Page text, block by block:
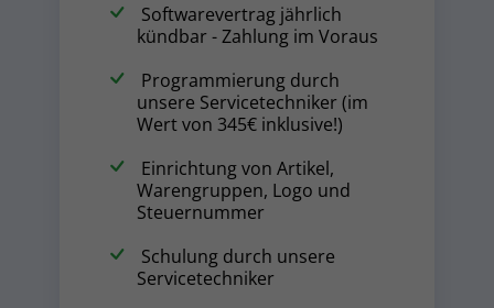
Softwarevertrag jährlich
kündbar - Zahlung im Voraus
Programmierung durch
unsere Servicetechniker (im
Wert von 345€ inklusive!)
Einrichtung von Artikel,
Warengruppen, Logo und
Steuernummer
Schulung durch unsere
Servicetechniker